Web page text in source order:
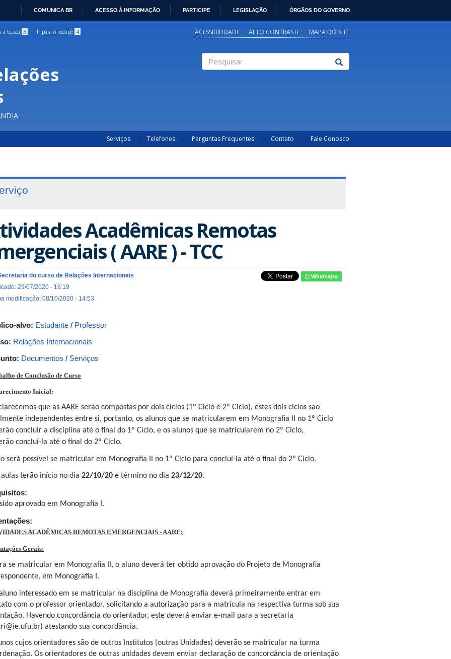
COMUNICA BR ACESSO À INFORMAÇÃO PARTICIPE LEGISLAÇÃO ÓRGÃOS DO GOVERNO
a busca 3 Ir para o rodapé 4 ACESSIBILIDADE ALTO CONTRASTE MAPA DO SITE
Serviços Telefones Perguntas Frequentes Contato Fale Conosco
Acadêmicas Remotas
( AARE ) - TCC
do curso de Relações Internacionais
29/07/2020 - 16:19
modificação: 08/10/2020 - 14:53
Whatsapp
alvo: Estudante / Professor
Relações Internacionais
Documentos / Serviços
de Conclusão de Curso
Inicial:
que as AARE serão compostas por dois ciclos (1º Ciclo e 2º Ciclo), estes dois ciclos são
independentes entre si, portanto, os alunos que se matricularem em Monografia II no 1º Ciclo
concluir a disciplina até o final do 1º Ciclo, e os alunos que se matricularem no 2º Ciclo,
concluí-la até o final do 2º Ciclo.
será possível se matricular em Monografia II no 1º Ciclo para concluí-la até o final do 2º Ciclo.
aulas terão início no dia 22/10/20 e término no dia 23/12/20.
sido aprovado em Monografia I.
ACADÊMICAS REMOTAS EMERGENCIAIS - AARE:
Gerais:
se matricular em Monografia II, o aluno deverá ter obtido aprovação do Projeto de Monografia
em Monografia I.
interessado em se matricular na disciplina de Monografia deverá primeiramente entrar em
com o professor orientador, solicitando a autorização para a matrícula na respectiva turma sob sua
Havendo concordância do orientador, este deverá enviar e-mail para a secretaria
) atestando sua concordância.
cujos orientadores são de outros Institutos (outras Unidades) deverão se matricular na turma
Os orientadores de outras unidades devem enviar declaração de concordância de orientação